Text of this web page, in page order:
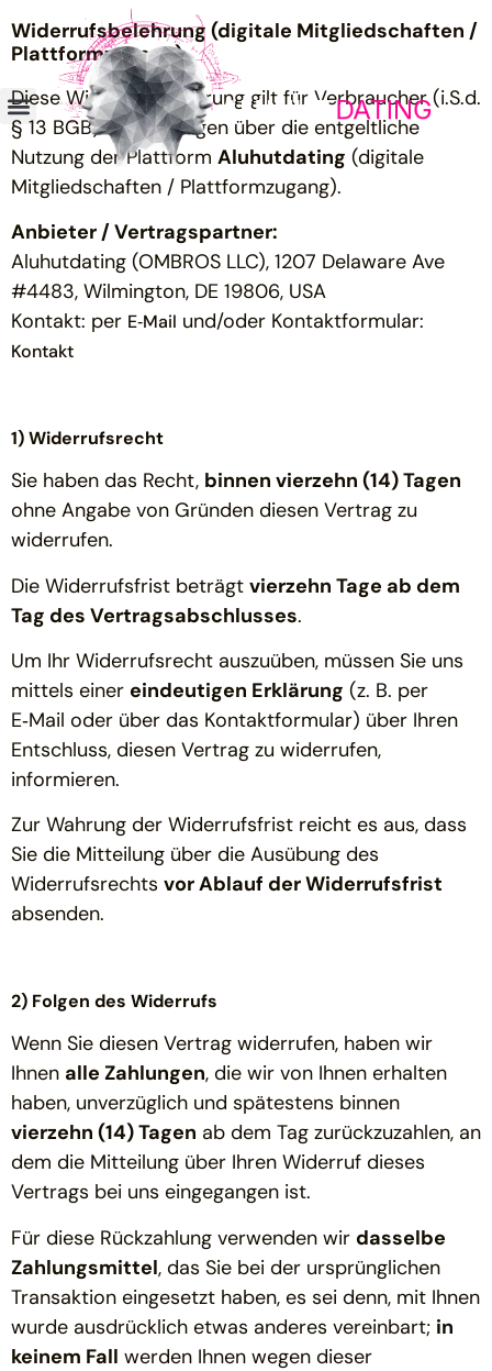
Widerrufsbelehrung (digitale Mitgliedschaften /
Plattformzugang)
Diese Widerrufsbelehrung gilt für Verbraucher (i.S.d.
§ 13 BGB) bei Verträgen über die entgeltliche
Nutzung der Plattform Aluhutdating (digitale
Mitgliedschaften / Plattformzugang).
Anbieter / Vertragspartner:
Aluhutdating (OMBROS LLC), 1207 Delaware Ave
#4483, Wilmington, DE 19806, USA
Kontakt: per E‑Mail und/oder Kontaktformular:
Kontakt
1) Widerrufsrecht
Sie haben das Recht, binnen vierzehn (14) Tagen
ohne Angabe von Gründen diesen Vertrag zu
widerrufen.
Die Widerrufsfrist beträgt vierzehn Tage ab dem
Tag des Vertragsabschlusses.
Um Ihr Widerrufsrecht auszuüben, müssen Sie uns
mittels einer eindeutigen Erklärung (z. B. per
E‑Mail oder über das Kontaktformular) über Ihren
Entschluss, diesen Vertrag zu widerrufen,
informieren.
Zur Wahrung der Widerrufsfrist reicht es aus, dass
Sie die Mitteilung über die Ausübung des
Widerrufsrechts vor Ablauf der Widerrufsfrist
absenden.
2) Folgen des Widerrufs
Wenn Sie diesen Vertrag widerrufen, haben wir
Ihnen alle Zahlungen, die wir von Ihnen erhalten
haben, unverzüglich und spätestens binnen
vierzehn (14) Tagen ab dem Tag zurückzuzahlen, an
dem die Mitteilung über Ihren Widerruf dieses
Vertrags bei uns eingegangen ist.
Für diese Rückzahlung verwenden wir dasselbe
Zahlungsmittel, das Sie bei der ursprünglichen
Transaktion eingesetzt haben, es sei denn, mit Ihnen
wurde ausdrücklich etwas anderes vereinbart; in
keinem Fall werden Ihnen wegen dieser